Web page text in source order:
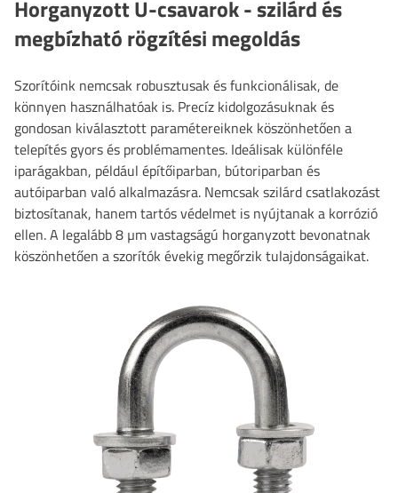
Horganyzott U-csavarok - szilárd és
megbízható rögzítési megoldás
Szorítóink nemcsak robusztusak és funkcionálisak, de
könnyen használhatóak is. Precíz kidolgozásuknak és
gondosan kiválasztott paramétereiknek köszönhetően a
telepítés gyors és problémamentes. Ideálisak különféle
iparágakban, például építőiparban, bútoriparban és
autóiparban való alkalmazásra. Nemcsak szilárd csatlakozást
biztosítanak, hanem tartós védelmet is nyújtanak a korrózió
ellen. A legalább 8 µm vastagságú horganyzott bevonatnak
köszönhetően a szorítók évekig megőrzik tulajdonságaikat.